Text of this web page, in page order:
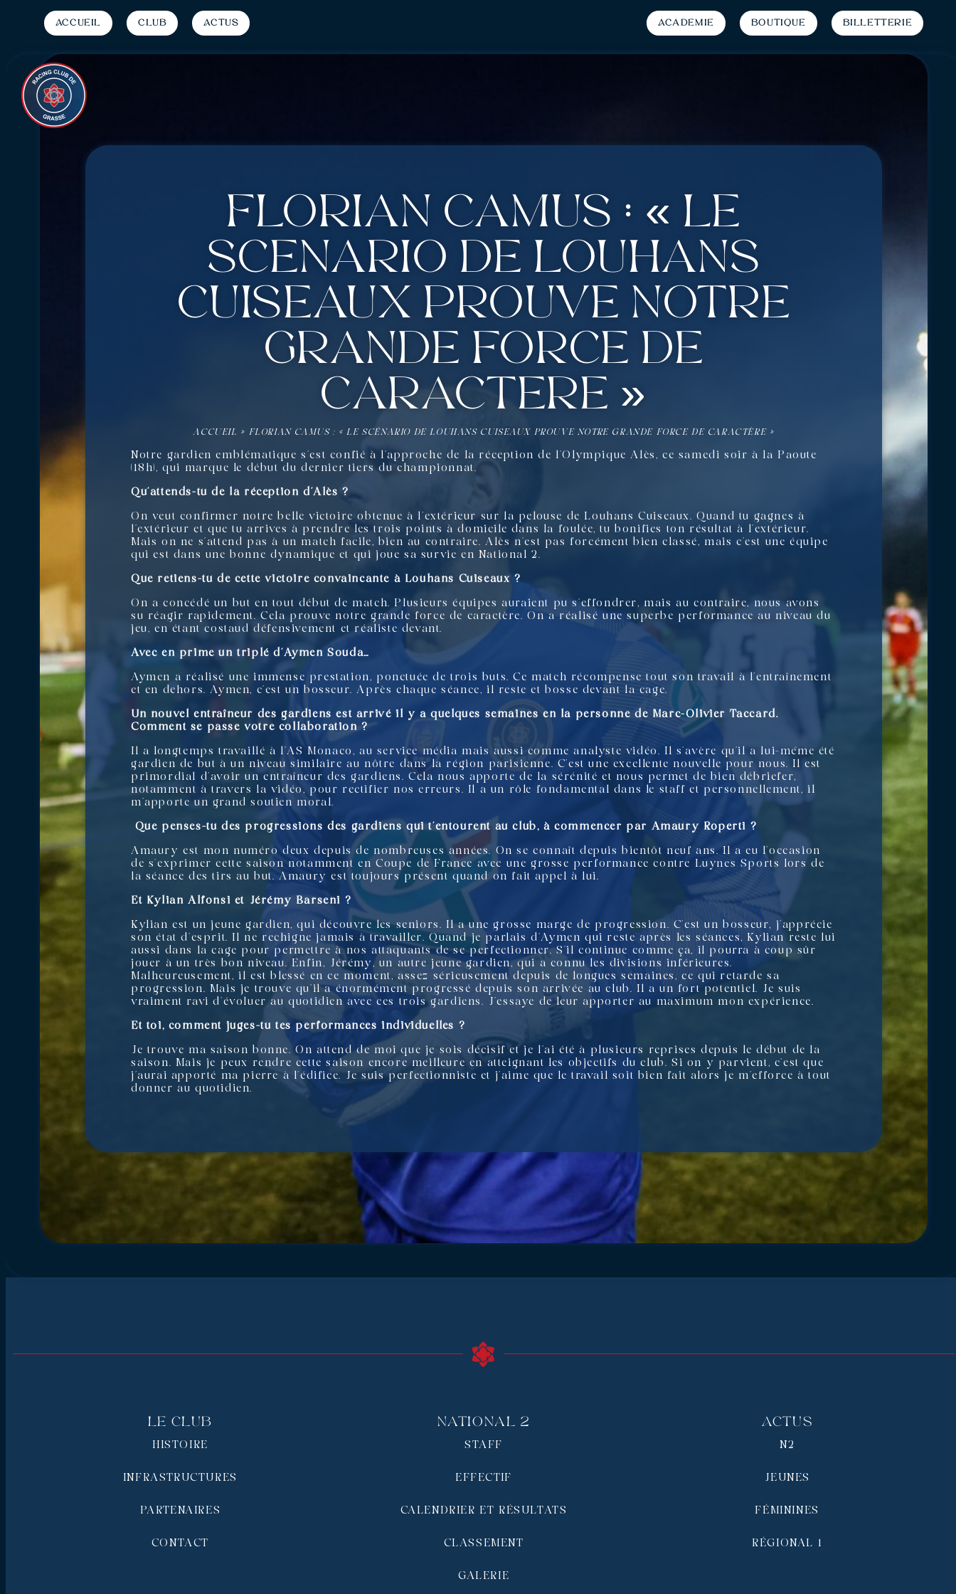
Accueil Club Actus Académie Boutique Billetterie
Florian Camus : « Le
scénario de Louhans
Cuiseaux prouve notre
grande force de
caractère »
ACCUEIL » FLORIAN CAMUS : « LE SCÉNARIO DE LOUHANS CUISEAUX PROUVE NOTRE GRANDE FORCE DE CARACTÈRE »
Notre gardien emblématique s’est confié à l’approche de la réception de l’Olympique Alès, ce samedi soir à la Paoute
(18h), qui marque le début du dernier tiers du championnat.
Qu’attends-tu de la réception d’Alès ?
On veut confirmer notre belle victoire obtenue à l’extérieur sur la pelouse de Louhans Cuiseaux. Quand tu gagnes à
l’extérieur et que tu arrives à prendre les trois points à domicile dans la foulée, tu bonifies ton résultat à l’extérieur.
Mais on ne s’attend pas à un match facile, bien au contraire. Alès n’est pas forcément bien classé, mais c’est une équipe
qui est dans une bonne dynamique et qui joue sa survie en National 2.
Que retiens-tu de cette victoire convaincante à Louhans Cuiseaux ?
On a concédé un but en tout début de match. Plusieurs équipes auraient pu s’effondrer, mais au contraire, nous avons
su réagir rapidement. Cela prouve notre grande force de caractère. On a réalisé une superbe performance au niveau du
jeu, en étant costaud défensivement et réaliste devant.
Avec en prime un triplé d’Aymen Souda…
Aymen a réalisé une immense prestation, ponctuée de trois buts. Ce match récompense tout son travail à l’entraînement
et en dehors. Aymen, c’est un bosseur. Après chaque séance, il reste et bosse devant la cage.
Un nouvel entraîneur des gardiens est arrivé il y a quelques semaines en la personne de Marc-Olivier Taccard.
Comment se passe votre collaboration ?
Il a longtemps travaillé à l’AS Monaco, au service média mais aussi comme analyste vidéo. Il s’avère qu’il a lui-même été
gardien de but à un niveau similaire au nôtre dans la région parisienne. C’est une excellente nouvelle pour nous. Il est
primordial d’avoir un entraîneur des gardiens. Cela nous apporte de la sérénité et nous permet de bien débriefer,
notamment à travers la vidéo, pour rectifier nos erreurs. Il a un rôle fondamental dans le staff et personnellement, il
m’apporte un grand soutien moral.
Que penses-tu des progressions des gardiens qui t’entourent au club, à commencer par Amaury Roperti ?
Amaury est mon numéro deux depuis de nombreuses années. On se connaît depuis bientôt neuf ans. Il a eu l’occasion
de s’exprimer cette saison notamment en Coupe de France avec une grosse performance contre Luynes Sports lors de
la séance des tirs au but. Amaury est toujours présent quand on fait appel à lui.
Et Kylian Alfonsi et Jérémy Barseni ?
Kylian est un jeune gardien, qui découvre les seniors. Il a une grosse marge de progression. C’est un bosseur, j’apprécie
son état d’esprit. Il ne rechigne jamais à travailler. Quand je parlais d’Aymen qui reste après les séances, Kylian reste lui
aussi dans la cage pour permettre à nos attaquants de se perfectionner. S’il continue comme ça, il pourra à coup sûr
jouer à un très bon niveau. Enfin, Jérémy, un autre jeune gardien, qui a connu les divisions inférieures.
Malheureusement, il est blessé en ce moment, assez sérieusement depuis de longues semaines, ce qui retarde sa
progression. Mais je trouve qu’il a énormément progressé depuis son arrivée au club. Il a un fort potentiel. Je suis
vraiment ravi d’évoluer au quotidien avec ces trois gardiens. J’essaye de leur apporter au maximum mon expérience.
Et toi, comment juges-tu tes performances individuelles ?
Je trouve ma saison bonne. On attend de moi que je sois décisif et je l’ai été à plusieurs reprises depuis le début de la
saison. Mais je peux rendre cette saison encore meilleure en atteignant les objectifs du club. Si on y parvient, c’est que
j’aurai apporté ma pierre à l’édifice. Je suis perfectionniste et j’aime que le travail soit bien fait alors je m’efforce à tout
donner au quotidien.
Le Club
HISTOIRE
INFRASTRUCTURES
PARTENAIRES
CONTACT
National 2
STAFF
EFFECTIF
CALENDRIER ET RÉSULTATS
CLASSEMENT
GALERIE
Actus
N2
JEUNES
FÉMININES
RÉGIONAL 1